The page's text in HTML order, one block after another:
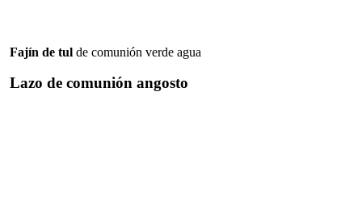
Fajín de tul de comunión verde agua
Lazo de comunión angosto